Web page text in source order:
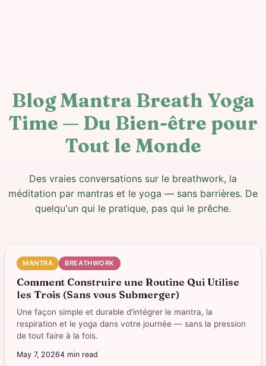
Blog Mantra Breath Yoga
Time — Du Bien-être pour
Tout le Monde
Des vraies conversations sur le breathwork, la
méditation par mantras et le yoga — sans barrières. De
quelqu'un qui le pratique, pas qui le prêche.
MANTRA BREATHWORK
Comment Construire une Routine Qui Utilise
les Trois (Sans vous Submerger)
Une façon simple et durable d'intégrer le mantra, la
respiration et le yoga dans votre journée — sans la pression
de tout faire à la fois.
May 7, 20264 min read